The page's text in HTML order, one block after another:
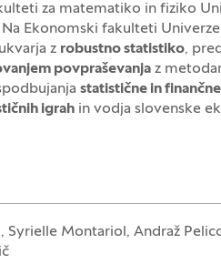
za matematiko in fiziko
Ekonomski fakulteti
z robustno statistiko,
povpraševanjaz
statistične in
igrahin vodja slovenske
Montariol, Andraž